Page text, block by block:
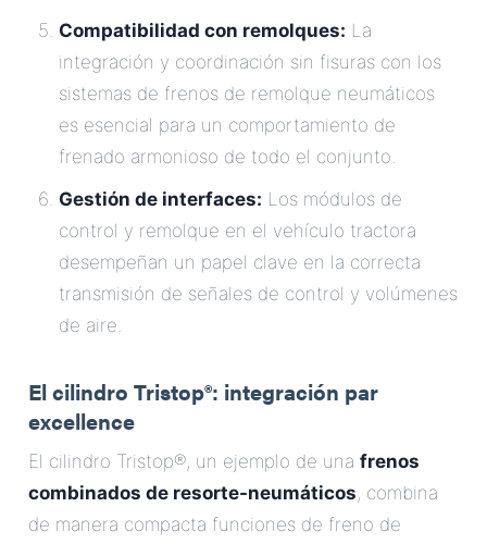
Compatibilidad con remolques: La
integración y coordinación sin fisuras con los
sistemas de frenos de remolque neumáticos
es esencial para un comportamiento de
frenado armonioso de todo el conjunto.
Gestión de interfaces: Los módulos de
control y remolque en el vehículo tractora
desempeñan un papel clave en la correcta
transmisión de señales de control y volúmenes
de aire.
El cilindro Tristop®: integración par
excellence
El cilindro Tristop®, un ejemplo de una frenos
combinados de resorte-neumáticos, combina
de manera compacta funciones de freno de